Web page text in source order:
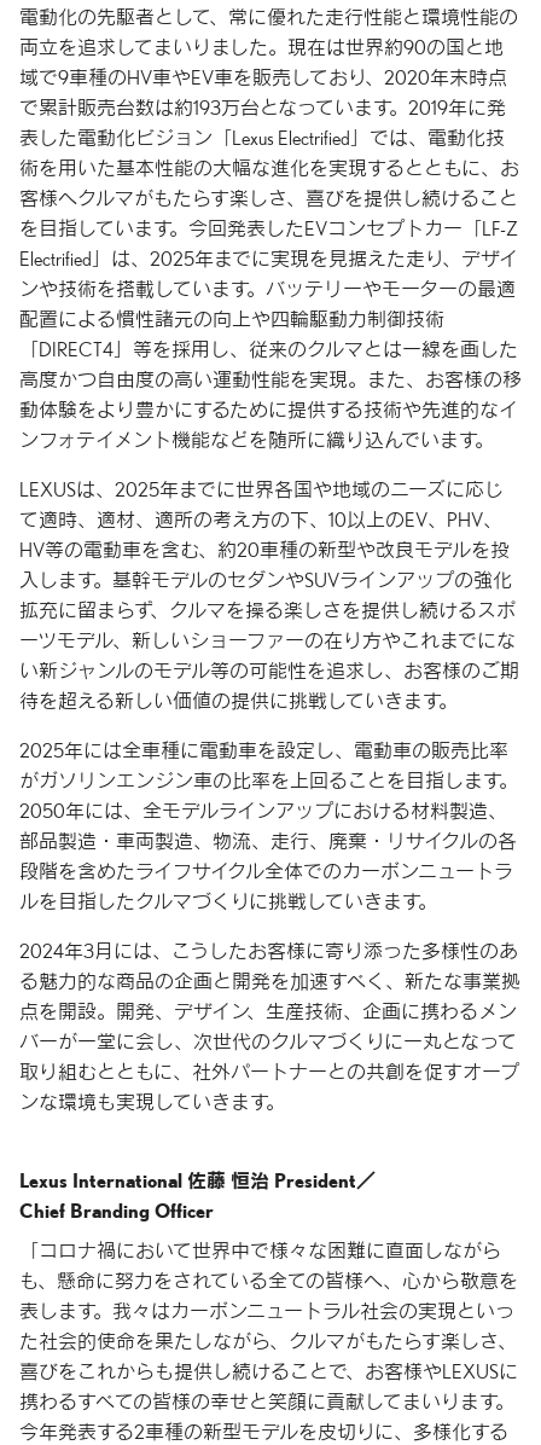
電動化の先駆者として、常に優れた走行性能と環境性能の
両立を追求してまいりました。現在は世界約90の国と地
域で9車種のHV車やEV車を販売しており、2020年末時点
で累計販売台数は約193万台となっています。2019年に発
表した電動化ビジョン「Lexus Electrified」では、電動化技
術を用いた基本性能の大幅な進化を実現するとともに、お
客様へクルマがもたらす楽しさ、喜びを提供し続けること
を目指しています。今回発表したEVコンセプトカー「LF-Z
Electrified」は、2025年までに実現を見据えた走り、デザイ
ンや技術を搭載しています。バッテリーやモーターの最適
配置による慣性諸元の向上や四輪駆動力制御技術
「DIRECT4」等を採用し、従来のクルマとは一線を画した
高度かつ自由度の高い運動性能を実現。また、お客様の移
動体験をより豊かにするために提供する技術や先進的なイ
ンフォテイメント機能などを随所に織り込んでいます。
LEXUSは、2025年までに世界各国や地域のニーズに応じ
て適時、適材、適所の考え方の下、10以上のEV、PHV、
HV等の電動車を含む、約20車種の新型や改良モデルを投
入します。基幹モデルのセダンやSUVラインアップの強化
拡充に留まらず、クルマを操る楽しさを提供し続けるスポ
ーツモデル、新しいショーファーの在り方やこれまでにな
い新ジャンルのモデル等の可能性を追求し、お客様のご期
待を超える新しい価値の提供に挑戦していきます。
2025年には全車種に電動車を設定し、電動車の販売比率
がガソリンエンジン車の比率を上回ることを目指します。
2050年には、全モデルラインアップにおける材料製造、
部品製造・車両製造、物流、走行、廃棄・リサイクルの各
段階を含めたライフサイクル全体でのカーボンニュートラ
ルを目指したクルマづくりに挑戦していきます。
2024年3月には、こうしたお客様に寄り添った多様性のあ
る魅力的な商品の企画と開発を加速すべく、新たな事業拠
点を開設。開発、デザイン、生産技術、企画に携わるメン
バーが一堂に会し、次世代のクルマづくりに一丸となって
取り組むとともに、社外パートナーとの共創を促すオープ
ンな環境も実現していきます。
Lexus International 佐藤 恒治 President／
Chief Branding Officer
「コロナ禍において世界中で様々な困難に直面しながら
も、懸命に努力をされている全ての皆様へ、心から敬意を
表します。我々はカーボンニュートラル社会の実現といっ
た社会的使命を果たしながら、クルマがもたらす楽しさ、
喜びをこれからも提供し続けることで、お客様やLEXUSに
携わるすべての皆様の幸せと笑顔に貢献してまいります。
今年発表する2車種の新型モデルを皮切りに、多様化する